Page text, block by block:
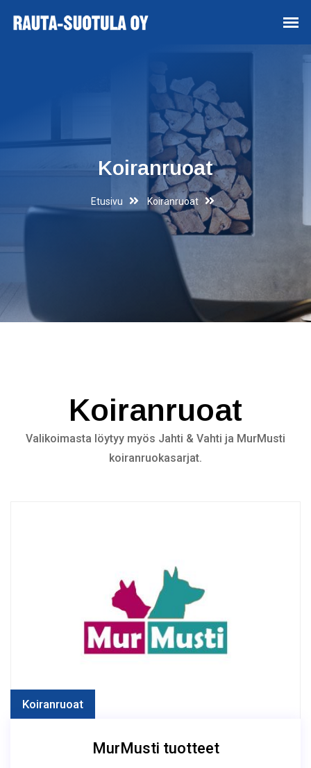
Koiranruoat
Etusivu Koiranruoat
Koiranruoat
Valikoimasta löytyy myös Jahti & Vahti ja MurMusti
koiranruokasarjat.
Koiranruoat
MurMusti tuotteet